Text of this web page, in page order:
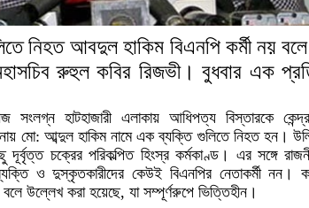
নিহত আবদুল হাকিম বিএনপি কর্মী নয় বলে
রুহুল কবির রিজভী। বুধবার এক
সংলগ্ন হাটহাজারী এলাকায় আধিপত্য বিস্তারকে
মো: আব্দুল হাকিম নামে এক ব্যক্তি গুলিতে নিহত হন।
দূর্বৃত্ত চক্রের পরিকল্পিত হিংস্র কর্মকাণ্ড। এর সঙ্গে
ও দুস্কৃতকারীদের কেউই বিএনপির নেতাকর্মী নন।
উল্লেখ করা হয়েছে, যা সম্পূর্ণরুপে ভিত্তিহীন।